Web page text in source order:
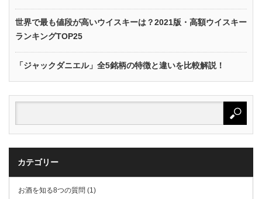
世界で最も値段が高いウイスキーは？2021版・高額ウイスキー
ランキングTOP25
「ジャックダニエル」全5銘柄の特徴と違いを比較解説！
カテゴリー
お酒を知る8つの質問 (1)